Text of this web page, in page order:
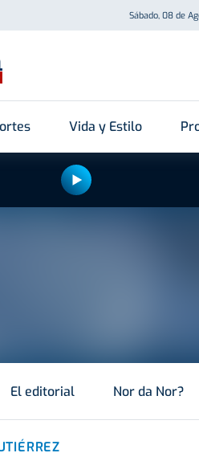
Sábado, 08 de
Vida y Estilo
El editorial Nor da Nor?